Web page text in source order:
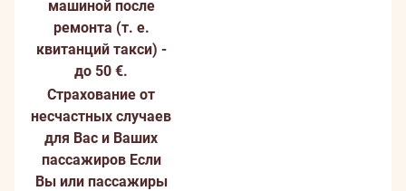
машиной после
ремонта (т. е.
квитанций такси) -
до 50 €.
Страхование от
несчастных случаев
для Вас и Ваших
пассажиров Если
Вы или пассажиры